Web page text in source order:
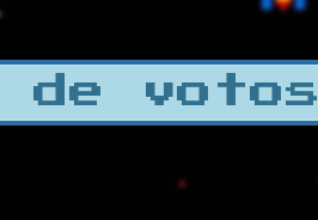
votos